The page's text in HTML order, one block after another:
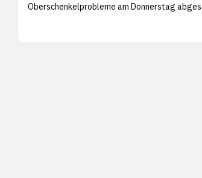
Oberschenkelprobleme am Donnerstag